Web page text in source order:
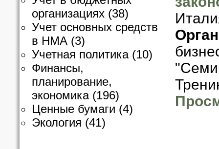
организациях (38)
Учет основных средств
в НМА (3)
Учетная политика(10)
Финансы,
планирование,
экономика(196)
Ценные бумаги (4)
Экология (41)